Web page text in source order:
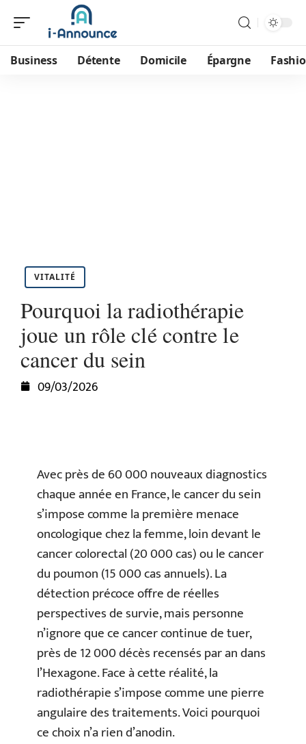
Business Détente Domicile Épargne
VITALITÉ
Pourquoi la radiothérapie
joue un rôle clé contre le
cancer du sein
09/03/2026
Avec près de 60 000 nouveaux diagnostics
chaque année en France, le cancer du sein
s’impose comme la première menace
oncologique chez la femme, loin devant le
cancer colorectal (20 000 cas) ou le cancer
du poumon (15 000 cas annuels). La
détection précoce offre de réelles
perspectives de survie, mais personne
n’ignore que ce cancer continue de tuer,
près de 12 000 décès recensés par an dans
l’Hexagone. Face à cette réalité, la
radiothérapie s’impose comme une pierre
angulaire des traitements. Voici pourquoi
ce choix n’a rien d’anodin.